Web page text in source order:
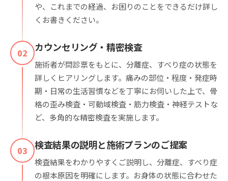
や、これまでの経過、お困りのことをできるだけ詳し
くお書きください。
02 カウンセリング・精密検査
施術者が問診票をもとに、分離症、すべり症の状態を
詳しくヒアリングします。痛みの部位・程度・発症時
期・日常の生活習慣などを丁寧にお伺いした上で、骨
格の歪み検査・可動域検査・筋力検査・神経テストな
ど、多角的な精密検査を実施します。
03 検査結果の説明と施術プランのご提案
検査結果をわかりやすくご説明し、分離症、すべり症
の根本原因を明確にします。お身体の状態に合わせた